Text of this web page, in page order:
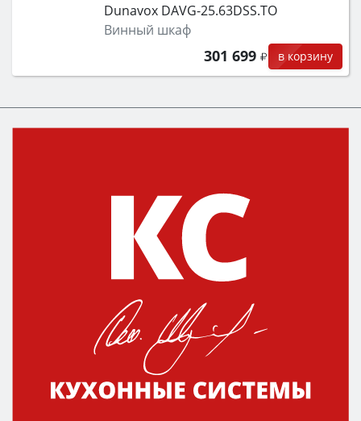
Dunavox DAVG-25.63DSS.TO
Винный шкаф
301 699 в корзину